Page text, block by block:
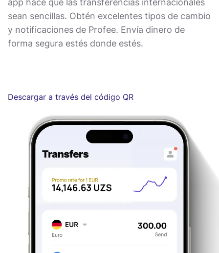
app hace que las transferencias internacionales
sean sencillas. Obtén excelentes tipos de cambio
y notificaciones de Profee. Envía dinero de
forma segura estés donde estés.
Descargar a través del código QR